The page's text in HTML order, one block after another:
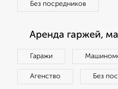
Без посредников
Аренда гаржей,
Гаражи
Агенство Без